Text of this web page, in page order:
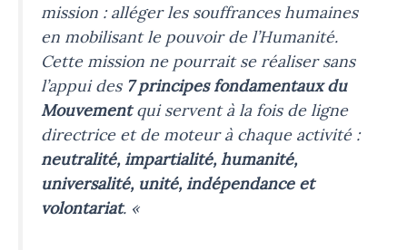
mission : alléger les souffrances humaines
en mobilisant le pouvoir de l’Humanité.
Cette mission ne pourrait se réaliser sans
l’appui des 7 principes fondamentaux du
Mouvementqui servent à la fois de ligne
directrice et de moteur à chaque activité :
neutralité, impartialité, humanité,
universalité, unité, indépendance et
volontariat. «